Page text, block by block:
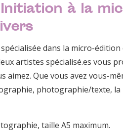
à la
dans la micro-
artistes spécialisé.es vous
Que vous avez vous-
photographie/texte,
taille A5 maximum.